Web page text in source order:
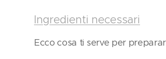
Ingredienti necessari
Ecco cosa ti serve per